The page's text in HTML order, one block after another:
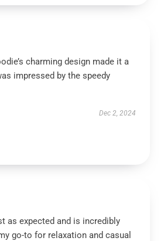
charming design made it a
impressed by the speedy
Dec 2, 2024
as expected and is incredibly
go-to for relaxation and casual